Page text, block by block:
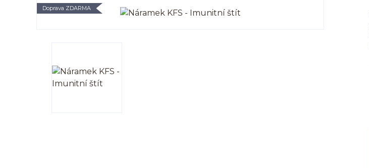
Doprava ZDARMA